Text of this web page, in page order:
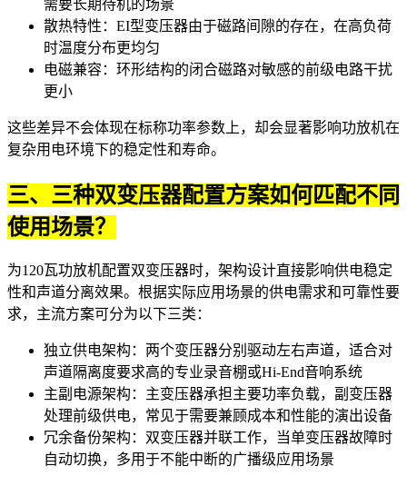
需要长期待机的场景
散热特性：EI型变压器由于磁路间隙的存在，在高负荷
时温度分布更均匀
电磁兼容：环形结构的闭合磁路对敏感的前级电路干扰
更小
这些差异不会体现在标称功率参数上，却会显著影响功放机在
复杂用电环境下的稳定性和寿命。
三、三种双变压器配置方案如何匹配不同
使用场景？
为120瓦功放机配置双变压器时，架构设计直接影响供电稳定
性和声道分离效果。根据实际应用场景的供电需求和可靠性要
求，主流方案可分为以下三类：
独立供电架构：两个变压器分别驱动左右声道，适合对
声道隔离度要求高的专业录音棚或Hi-End音响系统
主副电源架构：主变压器承担主要功率负载，副变压器
处理前级供电，常见于需要兼顾成本和性能的演出设备
冗余备份架构：双变压器并联工作，当单变压器故障时
自动切换，多用于不能中断的广播级应用场景